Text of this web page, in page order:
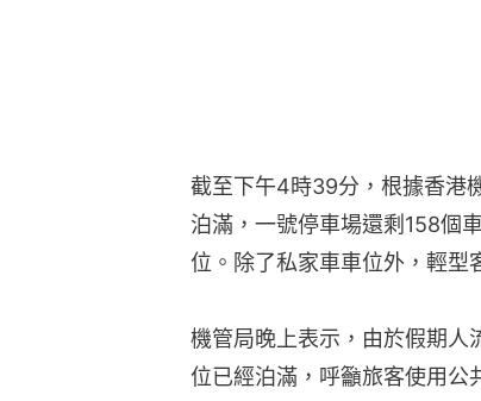
截至下午4時39分，根據香港
泊滿，一號停車場還剩158個
位。除了私家車車位外，輕型
機管局晚上表示，由於假期人
位已經泊滿，呼籲旅客使用